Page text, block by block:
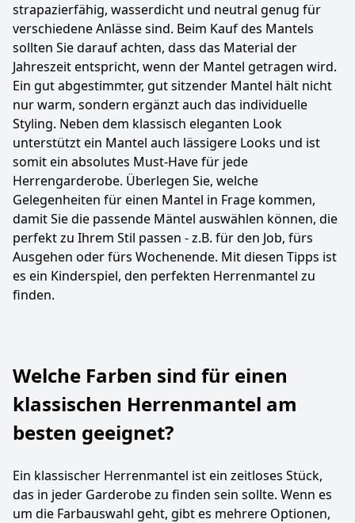
strapazierfähig, wasserdicht und neutral genug für
verschiedene Anlässe sind. Beim Kauf des Mantels
sollten Sie darauf achten, dass das Material der
Jahreszeit entspricht, wenn der Mantel getragen wird.
Ein gut abgestimmter, gut sitzender Mantel hält nicht
nur warm, sondern ergänzt auch das individuelle
Styling. Neben dem klassisch eleganten Look
unterstützt ein Mantel auch lässigere Looks und ist
somit ein absolutes Must-Have für jede
Herrengarderobe. Überlegen Sie, welche
Gelegenheiten für einen Mantel in Frage kommen,
damit Sie die passende Mäntel auswählen können, die
perfekt zu Ihrem Stil passen - z.B. für den Job, fürs
Ausgehen oder fürs Wochenende. Mit diesen Tipps ist
es ein Kinderspiel, den perfekten Herrenmantel zu
finden.
Welche Farben sind für einen
klassischen Herrenmantel am
besten geeignet?
Ein klassischer Herrenmantel ist ein zeitloses Stück,
das in jeder Garderobe zu finden sein sollte. Wenn es
um die Farbauswahl geht, gibt es mehrere Optionen,